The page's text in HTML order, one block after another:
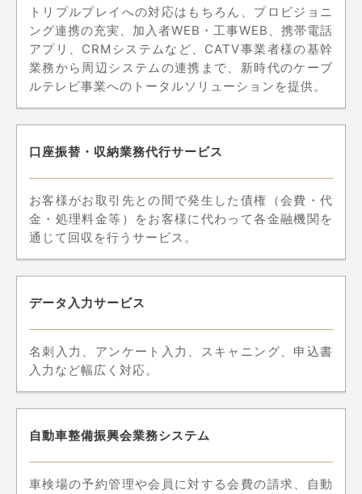
トリプルプレイへの対応はもちろん、プロビジョニ
ング連携の充実、加入者WEB・工事WEB、携帯電話
アプリ、CRMシステムなど、CATV事業者様の基幹
業務から周辺システムの連携まで、新時代のケーブ
ルテレビ事業へのトータルソリューションを提供。
口座振替・収納業務代行サービス
お客様がお取引先との間で発生した債権（会費・代
金・処理料金等）をお客様に代わって各金融機関を
通じて回収を行うサービス。
データ入力サービス
名刺入力、アンケート入力、スキャニング、申込書
入力など幅広く対応。
自動車整備振興会業務システム
車検場の予約管理や会員に対する会費の請求、自動